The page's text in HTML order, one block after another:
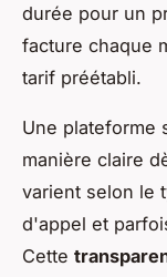
durée pour un
facture chaque
tarif préétabli.
Une plateforme
manière claire
varient selon le
d'appel et
Cette